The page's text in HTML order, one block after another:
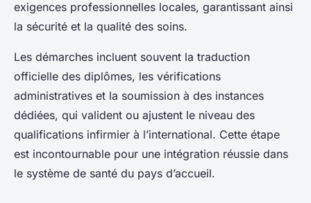
exigences professionnelles locales, garantissant ainsi
la sécurité et la qualité des soins.
Les démarches incluent souvent la traduction
officielle des diplômes, les vérifications
administratives et la soumission à des instances
dédiées, qui valident ou ajustent le niveau des
qualifications infirmier à l’international. Cette étape
est incontournable pour une intégration réussie dans
le système de santé du pays d’accueil.